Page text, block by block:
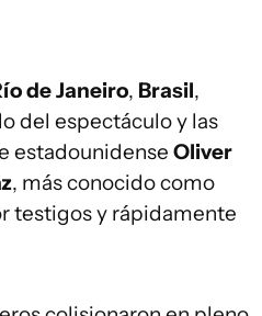
de Janeiro, Brasil,
del espectáculo y las
estadounidense Oliver
, más conocido como
testigos y rápidamente